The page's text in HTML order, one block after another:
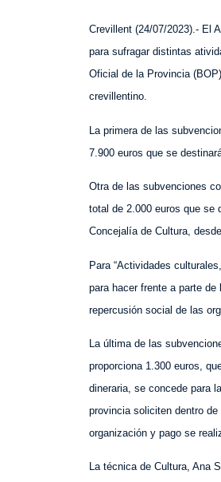
Crevillent (24/07/2023).- El
para sufragar distintas
Oficial de la Provincia
crevillentino.
La primera de las
7.900 euros que se
Otra de las subvenciones
total de 2.000 euros que se
Concejalía de Cultura,
Para “Actividades
para hacer frente a parte
repercusión social de las
La última de las
proporciona 1.300 euros,
dineraria, se concede para
provincia soliciten dentro
organización y pago se
La técnica de Cultura, Ana